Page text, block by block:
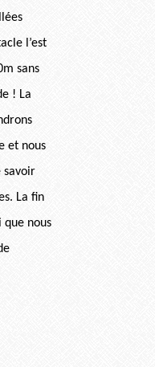
l’est
sans
! La
et nous
savoir
La fin
que nous